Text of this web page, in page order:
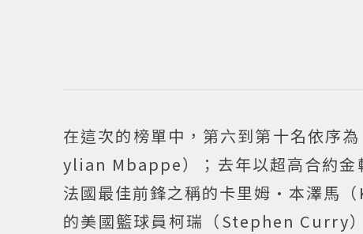
在這次的榜單中，第六到第十名依序
ylian Mbappe）；去年以超高合約金
法國最佳前鋒之稱的卡里姆·本澤馬
的美國籃球員柯瑞（Stephen Curry